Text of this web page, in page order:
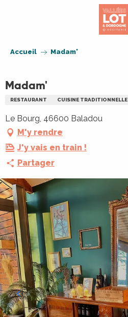
Accueil Madam'
Madam'
RESTAURANT CUISINE TRADITIONNELLE
Le Bourg, 46600 Baladou
M'y rendre
J'y vais en train !
Partager